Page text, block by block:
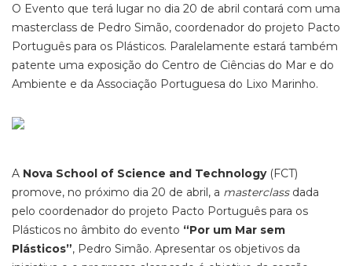
O Evento que terá lugar no dia 20 de abril contará com uma
masterclass de Pedro Simão, coordenador do projeto Pacto
Português para os Plásticos. Paralelamente estará também
patente uma exposição do Centro de Ciências do Mar e do
Ambiente e da Associação Portuguesa do Lixo Marinho.
A Nova School of Science and Technology(FCT)
promove, no próximo dia 20 de abril, a masterclass dada
pelo coordenador do projeto Pacto Português para os
Plásticos no âmbito do evento “Por um Mar sem
Plásticos”, Pedro Simão. Apresentar os objetivos da